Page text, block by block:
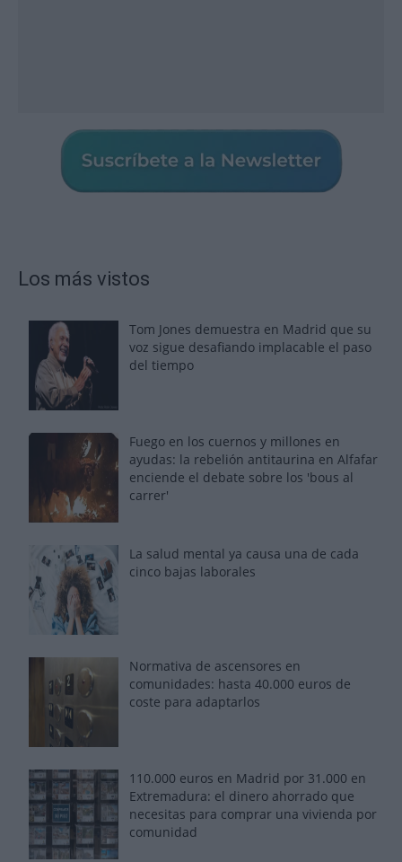
Los más vistos
Tom Jones demuestra en Madrid que su
voz sigue desafiando implacable el paso
del tiempo
Fuego en los cuernos y millones en
ayudas: la rebelión antitaurina en Alfafar
enciende el debate sobre los 'bous al
carrer'
La salud mental ya causa una de cada
cinco bajas laborales
Normativa de ascensores en
comunidades: hasta 40.000 euros de
coste para adaptarlos
110.000 euros en Madrid por 31.000 en
Extremadura: el dinero ahorrado que
necesitas para comprar una vivienda por
comunidad